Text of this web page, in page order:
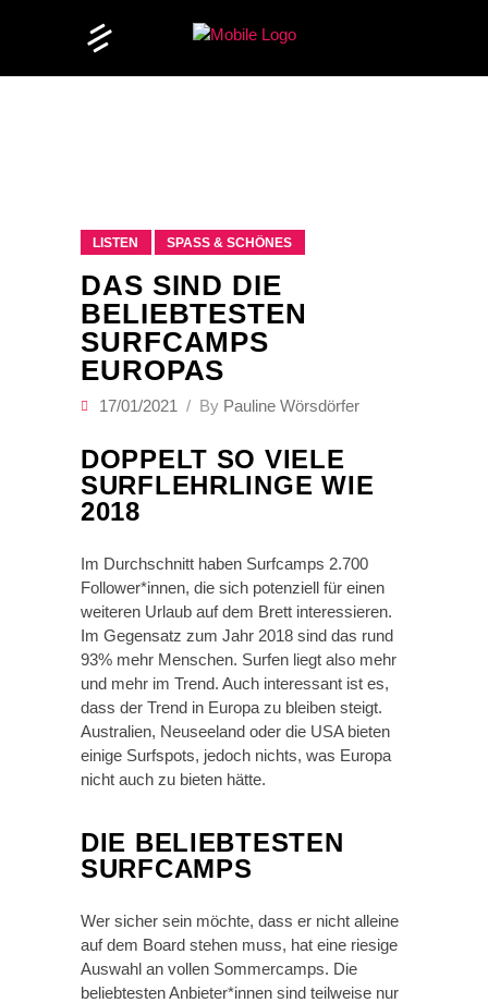
LISTEN SPASS & SCHÖNES
DAS SIND DIE
BELIEBTESTEN
SURFCAMPS
EUROPAS
17/01/2021 By Pauline Wörsdörfer
DOPPELT SO VIELE
SURFLEHRLINGE WIE
2018
Im Durchschnitt haben Surfcamps 2.700
Follower*innen, die sich potenziell für einen
weiteren Urlaub auf dem Brett interessieren.
Im Gegensatz zum Jahr 2018 sind das rund
93% mehr Menschen. Surfen liegt also mehr
und mehr im Trend. Auch interessant ist es,
dass der Trend in Europa zu bleiben steigt.
Australien, Neuseeland oder die USA bieten
einige Surfspots, jedoch nichts, was Europa
nicht auch zu bieten hätte.
DIE BELIEBTESTEN
SURFCAMPS
Wer sicher sein möchte, dass er nicht alleine
auf dem Board stehen muss, hat eine riesige
Auswahl an vollen Sommercamps. Die
beliebtesten Anbieter*innen sind teilweise nur